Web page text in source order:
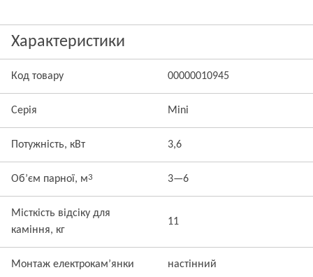
Характеристики
Код товару 00000010945
Серія Mini
Потужність, кВт 3,6
Об’єм парної, м3 3—6
Місткість відсіку для
каміння, кг
11
Монтаж електрокам’янки настінний